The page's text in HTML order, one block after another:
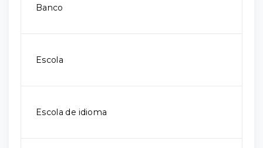
Banco
Escola
Escola de idioma